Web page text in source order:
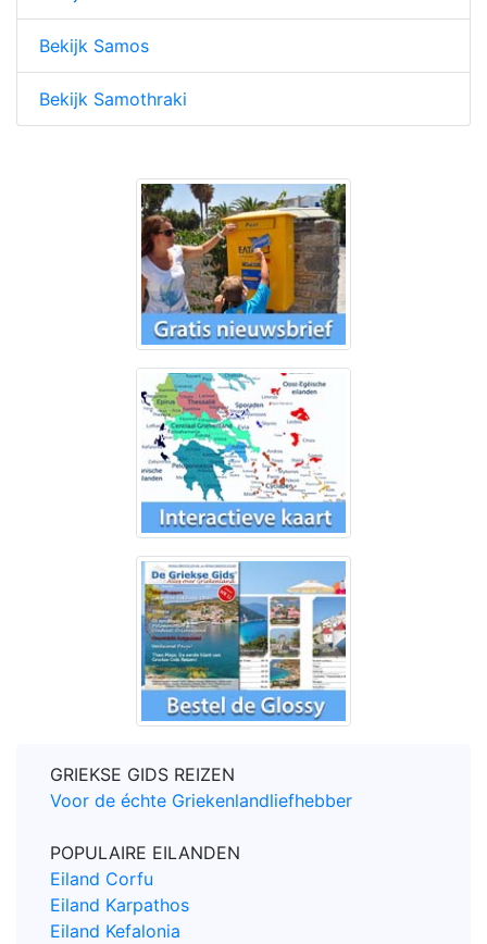
Bekijk Samos
Bekijk Samothraki
GRIEKSE GIDS REIZEN
Voor de échte Griekenlandliefhebber
POPULAIRE EILANDEN
Eiland Corfu
Eiland Karpathos
Eiland Kefalonia